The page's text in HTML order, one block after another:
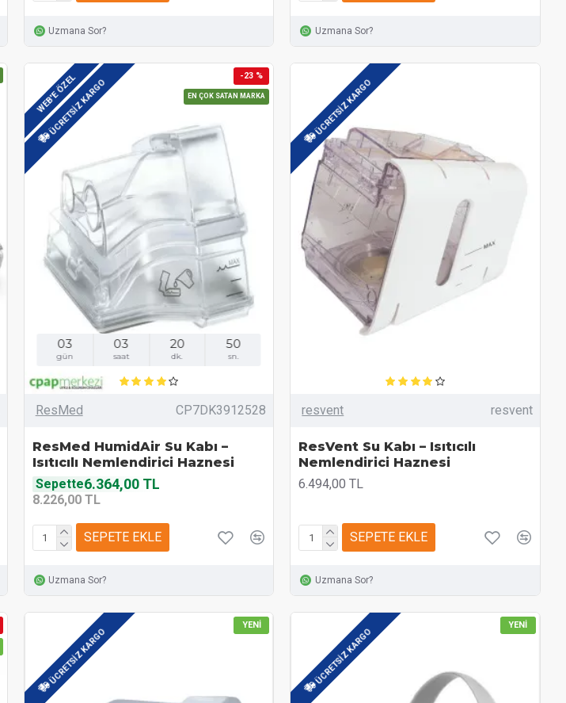
Uzmana Sor? Uzmana Sor?
WEB'E ÖZEL EN ÇOK SATAN MARKA
ÜCRETSIZ KARGO
-23 %
03
gün
03
saat
20
dk.
48
sn.
ResMed CP7DK3912528
ResMed HumidAir Su Kabı –
Isıtıcılı Nemlendirici Haznesi
Sepette6.364,00 TL
8.226,00 TL
SEPETE EKLE
Uzmana Sor?
ÜCRETSIZ KARGO
resvent resvent
ResVent Su Kabı – Isıtıcılı
Nemlendirici Haznesi
6.494,00 TL
SEPETE EKLE
Uzmana Sor?
YENI
ÜCRETSIZ KARGO
YENI
ÜCRETSIZ KARGO